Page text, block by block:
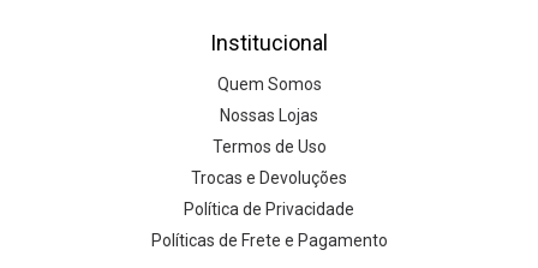
Institucional
Quem Somos
Nossas Lojas
Termos de Uso
Trocas e Devoluções
Política de Privacidade
Políticas de Frete e Pagamento